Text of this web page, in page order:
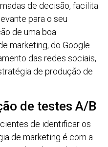
de decisão, facilita
para o seu
de uma boa
marketing, do Google
das redes sociais,
de produção de
de testes A/B
de identificar os
de marketing é com a